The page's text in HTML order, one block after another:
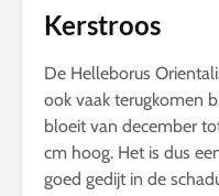
Kerstroos
De Helleborus
ook vaak terugkomen
bloeit van december
cm hoog. Het is dus
goed gedijt in de